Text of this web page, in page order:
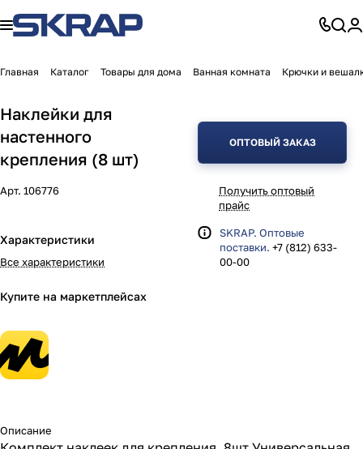
Главная Каталог Товары для дома Ванная комната Крючки и
Наклейки для
настенного
крепления (8 шт)
Арт. 106776
Характеристики
Все характеристики
Купите на маркетплейсах
ОПТОВЫЙ ЗАКАЗ
Получить оптовый
прайс
SKRAP. Оптовые
поставки. +7 (812) 633-
00-00
Описание